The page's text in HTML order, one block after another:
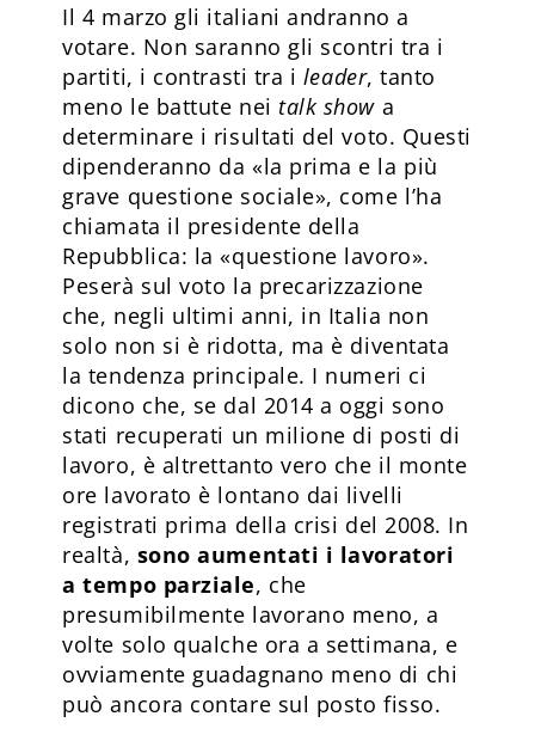
Il 4 marzo gli italiani andranno a
votare. Non saranno gli scontri tra i
partiti, i contrasti tra i leader, tanto
meno le battute nei talk show a
determinare i risultati del voto. Questi
dipenderanno da «la prima e la più
grave questione sociale», come l’ha
chiamata il presidente della
Repubblica: la «questione lavoro».
Peserà sul voto la precarizzazione
che, negli ultimi anni, in Italia non
solo non si è ridotta, ma è diventata
la tendenza principale. I numeri ci
dicono che, se dal 2014 a oggi sono
stati recuperati un milione di posti di
lavoro, è altrettanto vero che il monte
ore lavorato è lontano dai livelli
registrati prima della crisi del 2008. In
realtà, sono aumentati i lavoratori
a tempo parziale, che
presumibilmente lavorano meno, a
volte solo qualche ora a settimana, e
ovviamente guadagnano meno di chi
può ancora contare sul posto fisso.